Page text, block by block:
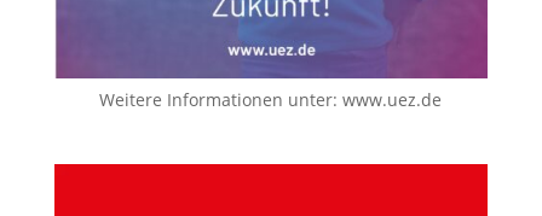
Weitere Informationen unter:www.uez.de